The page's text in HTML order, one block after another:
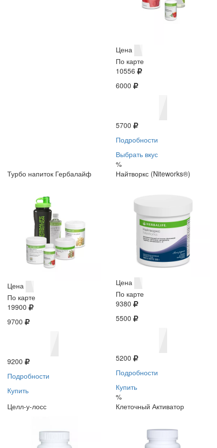
Цена
По карте
10556
6000
5700
Подробности
Выбрать вкус
%
Турбо напиток Гербалайф
Цена
По карте
19900
9700
9200
Подробности
Купить
Найтворкс (Niteworks®)
Цена
По карте
9380
5500
5200
Подробности
Купить
%
Целл-у-лосс
Клеточный Активатор